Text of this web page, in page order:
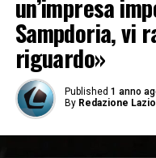
un’impresa
Sampdoria, vi
riguardo»
Published 1 anno
By Redazione